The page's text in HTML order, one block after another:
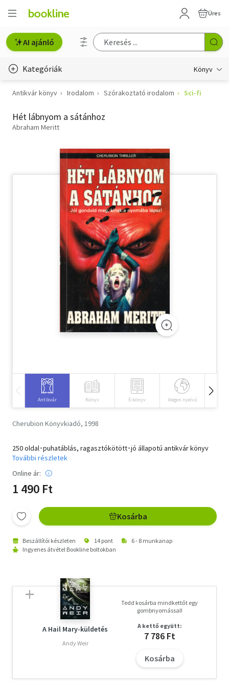
Üres
AI ajánló
Kategóriák Könyv
Életmód, egészség
Erotika
Hobbi, szabadidő
Szótár, nyelvkönyv
Tankönyv, segédkönyv
Természettudomány
Antikvár könyv Irodalom Szórakoztató irodalom Sci-fi
Hét lábnyom a sátánhoz
Abraham Meritt
Antikvár Könyv E-könyv Idegen nyelvű
Cherubion Könyvkiadó, 1998
250 oldal･puhatáblás, ragasztókötött･jó állapotú antikvár könyv
További részletek
Online ár:
1 490 Ft
Kosárba
Beszállítói készleten 14 pont
6 - 8 munkanap
Ingyenes átvétel Bookline boltokban
A Hail Mary-küldetés
Andy Weir
Tedd kosárba mindkettőt egy
gombnyomással!
A kettő együtt:
7 786 Ft
Kosárba